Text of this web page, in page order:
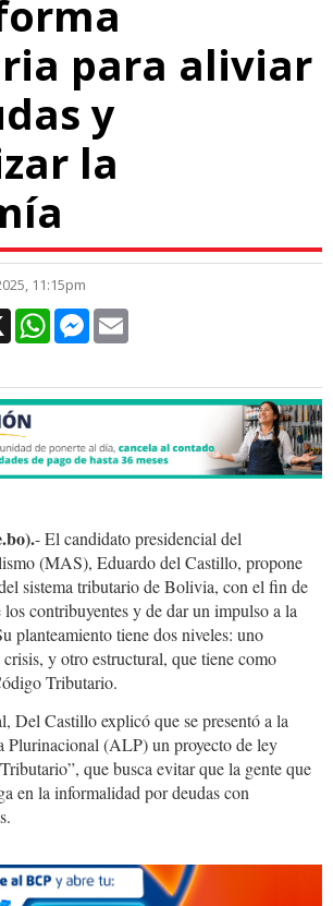
para aliviar
y
la
11:15pm
X WhatsAppMessenger
- El candidato presidencial del
(MAS), Eduardo del Castillo, propone
sistema tributario de Bolivia, con el fin de
contribuyentes y de dar un impulso a la
planteamiento tiene dos niveles: uno
y otro estructural, que tiene como
Tributario.
Del Castillo explicó que se presentó a la
Plurinacional (ALP) un proyecto de ley
que busca evitar que la gente que
en la informalidad por deudas con